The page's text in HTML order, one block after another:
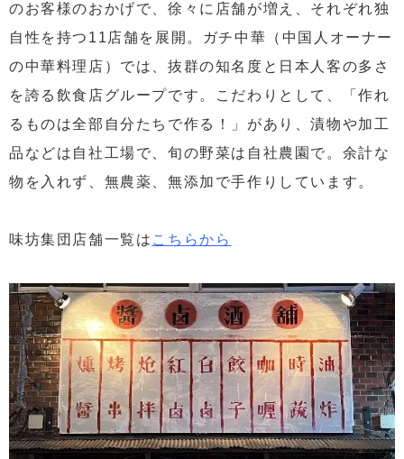
のお客様のおかげで、徐々に店舗が増え、それぞれ独
自性を持つ11店舗を展開。ガチ中華（中国人オーナー
の中華料理店）では、抜群の知名度と日本人客の多さ
を誇る飲食店グループです。こだわりとして、「作れ
るものは全部自分たちで作る！」があり、漬物や加工
品などは自社工場で、旬の野菜は自社農園で。余計な
物を入れず、無農薬、無添加で手作りしています。
味坊集団店舗一覧は こちらから